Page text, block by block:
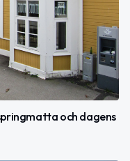
och dagens